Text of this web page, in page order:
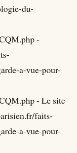
du-
-
a-vue-pour-
- Le site
faits-
a-vue-pour-